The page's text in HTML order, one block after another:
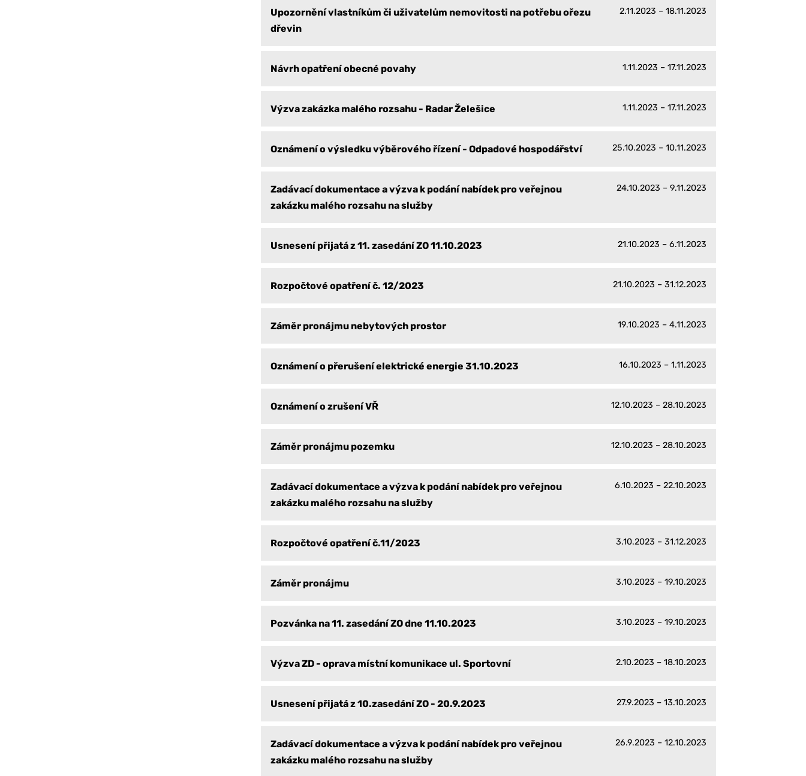
Upozornění vlastníkům či uživatelům nemovitosti na potřebu ořezu
dřevin
2.11.2023 – 18.11.2023
Návrh opatření obecné povahy 1.11.2023 – 17.11.2023
Výzva zakázka malého rozsahu - Radar Želešice 1.11.2023 – 17.11.2023
Oznámení o výsledku výběrového řízení - Odpadové hospodářství 25.10.2023 – 10.11.2023
Zadávací dokumentace a výzva k podání nabídek pro veřejnou
zakázku malého rozsahu na služby
24.10.2023 – 9.11.2023
Usnesení přijatá z 11. zasedání ZO 11.10.2023 21.10.2023 – 6.11.2023
Rozpočtové opatření č. 12/2023 21.10.2023 – 31.12.2023
Záměr pronájmu nebytových prostor 19.10.2023 – 4.11.2023
Oznámení o přerušení elektrické energie 31.10.2023 16.10.2023 – 1.11.2023
Oznámení o zrušení VŘ 12.10.2023 – 28.10.2023
Záměr pronájmu pozemku 12.10.2023 – 28.10.2023
Zadávací dokumentace a výzva k podání nabídek pro veřejnou
zakázku malého rozsahu na služby
6.10.2023 – 22.10.2023
Rozpočtové opatření č.11/2023 3.10.2023 – 31.12.2023
Záměr pronájmu 3.10.2023 – 19.10.2023
Pozvánka na 11. zasedání ZO dne 11.10.2023 3.10.2023 – 19.10.2023
Výzva ZD - oprava místní komunikace ul. Sportovní 2.10.2023 – 18.10.2023
Usnesení přijatá z 10.zasedání ZO - 20.9.2023 27.9.2023 – 13.10.2023
Zadávací dokumentace a výzva k podání nabídek pro veřejnou
zakázku malého rozsahu na služby
26.9.2023 – 12.10.2023